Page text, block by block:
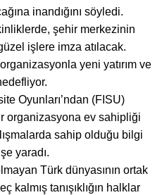
inandığını söyledi.
şehir merkezinin
işlere imza atılacak.
yeni yatırım ve
Oyunları’ndan (FISU)
organizasyona ev sahipliği
sahip olduğu bilgi
yaradı.
Türk dünyasının ortak
kalmış tanışıklığın halklar